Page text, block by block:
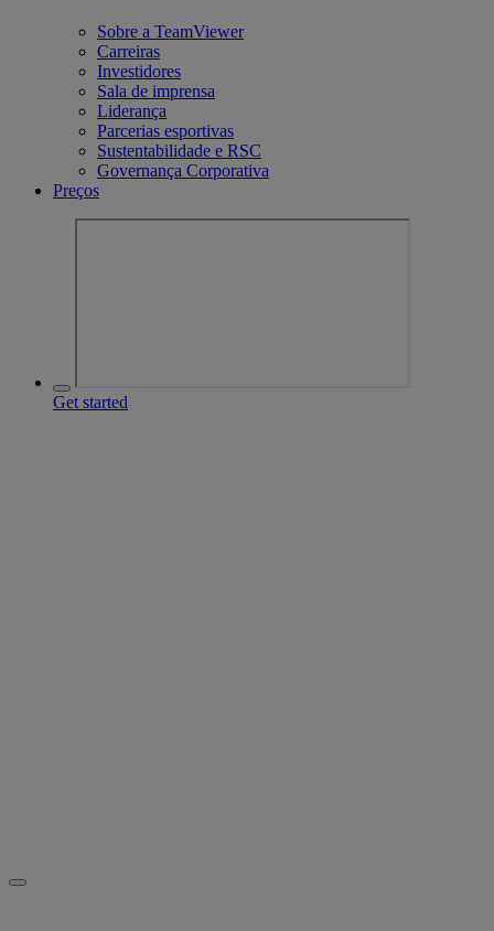
Sobre a TeamViewer
Carreiras
Investidores
Sala de imprensa
Liderança
Parcerias esportivas
Sustentabilidade e RSC
Governança Corporativa
Preços
Get started